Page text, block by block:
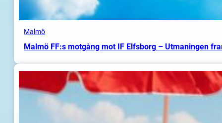
Malmö
Malmö FF:s motgång mot IF Elfsborg – Utmaningen